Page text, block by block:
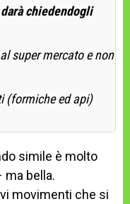
chiedendogli
super mercato e non
(formiche ed api)
simile è molto
ma bella.
movimenti che si